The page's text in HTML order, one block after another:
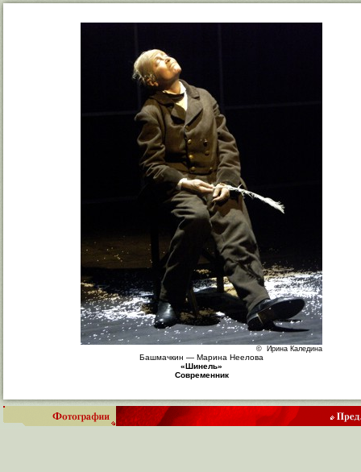
© Ирина Каледина
Башмачкин — Марина Неелова
«Шинель»
Современник